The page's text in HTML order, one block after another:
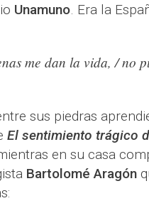
Unamuno. Era la
me dan la vida, / no
sus piedras
El sentimiento trágico
en su casa
Bartolomé Aragón